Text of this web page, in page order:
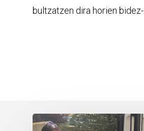
bultzatzen dira horien bidez-.